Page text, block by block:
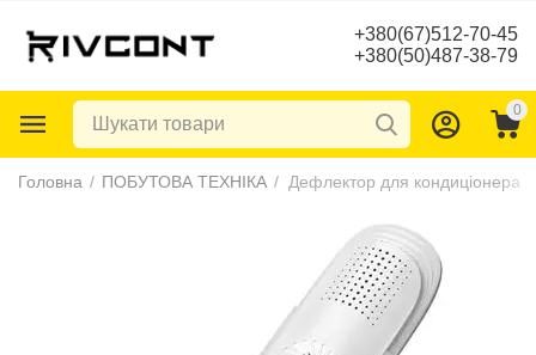
+380(67)512-70-45
+380(50)487-38-79
0
Головна / ПОБУТОВА ТЕХНІКА / Дефлектор для кондиціонера